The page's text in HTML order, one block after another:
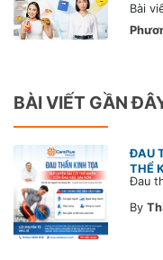
Bài
BÀI VIẾT GẦN
ĐAU
THỂ
By